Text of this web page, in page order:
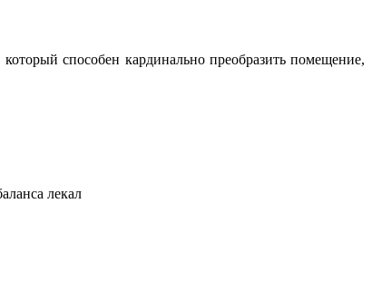
способен кардинально преобразить помещение,
лекал